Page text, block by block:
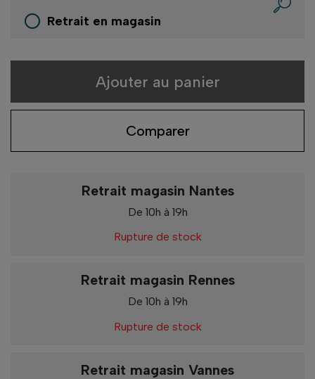
Retrait en magasin
Ajouter au panier
Comparer
Retrait magasin Nantes
De 10h à 19h
Rupture de stock
Retrait magasin Rennes
De 10h à 19h
Rupture de stock
Retrait magasin Vannes